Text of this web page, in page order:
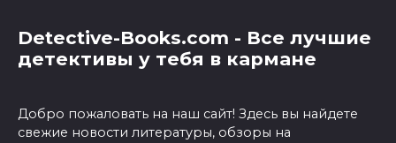
Detective-Books.com - Все лучшие
детективы у тебя в кармане
Добро пожаловать на наш сайт! Здесь вы найдете
свежие новости литературы, обзоры на